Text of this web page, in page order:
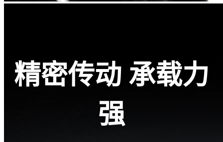
精密传动 承载力
强